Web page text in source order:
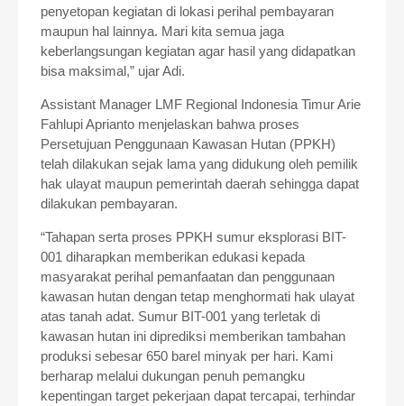
penyetopan kegiatan di lokasi perihal pembayaran
maupun hal lainnya. Mari kita semua jaga
keberlangsungan kegiatan agar hasil yang didapatkan
bisa maksimal,” ujar Adi.
Assistant Manager LMF Regional Indonesia Timur Arie
Fahlupi Aprianto menjelaskan bahwa proses
Persetujuan Penggunaan Kawasan Hutan (PPKH)
telah dilakukan sejak lama yang didukung oleh pemilik
hak ulayat maupun pemerintah daerah sehingga dapat
dilakukan pembayaran.
“Tahapan serta proses PPKH sumur eksplorasi BIT-
001 diharapkan memberikan edukasi kepada
masyarakat perihal pemanfaatan dan penggunaan
kawasan hutan dengan tetap menghormati hak ulayat
atas tanah adat. Sumur BIT-001 yang terletak di
kawasan hutan ini diprediksi memberikan tambahan
produksi sebesar 650 barel minyak per hari. Kami
berharap melalui dukungan penuh pemangku
kepentingan target pekerjaan dapat tercapai, terhindar